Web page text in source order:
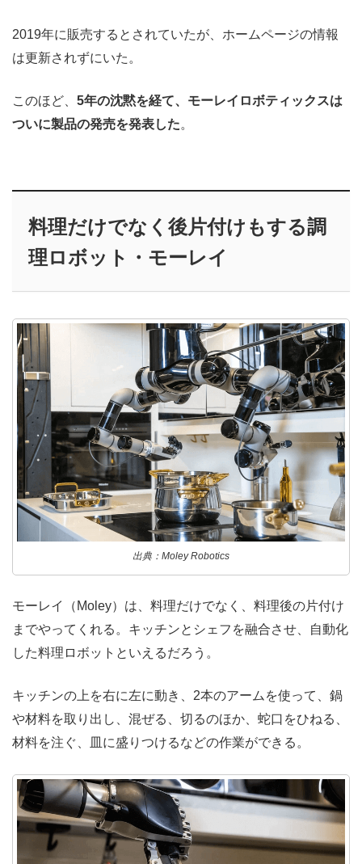
2019年に販売するとされていたが、ホームページの情報
は更新されずにいた。
このほど、 5年の沈黙を経て、モーレイロボティックスは
ついに製品の発売を発表した。
料理だけでなく後片付けもする調
理ロボット・モーレイ
出典：Moley Robotics
モーレイ（Moley）は、料理だけでなく、料理後の片付け
までやってくれる。キッチンとシェフを融合させ、自動化
した料理ロボットといえるだろう。
キッチンの上を右に左に動き、2本のアームを使って、鍋
や材料を取り出し、混ぜる、切るのほか、蛇口をひねる、
材料を注ぐ、皿に盛りつけるなどの作業ができる。